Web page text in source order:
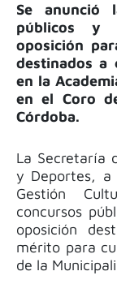
Se anunció
públicos y
oposición
destinados a
en la
en el Coro
Córdoba.
La Secretaría
y Deportes, a
Gestión
concursos
oposición
mérito para
de la